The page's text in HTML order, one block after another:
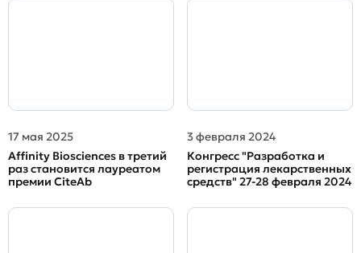
17 мая 2025
Affinity Biosciences в третий
раз становится лауреатом
премии CiteAb
3 февраля 2024
Конгресс "Разработка и
регистрация лекарственных
средств" 27-28 февраля 2024